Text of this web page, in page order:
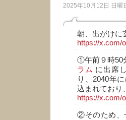
2025年10月12日 日曜
朝、出がけに
https://x.com/
①午前９時50
ラム に出席
り、2040年
込まれており
https://x.com/
②そのため、